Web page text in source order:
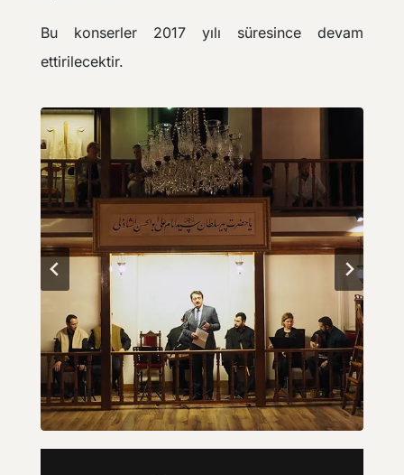
Bu konserler 2017 yılı süresince devam
ettirilecektir.